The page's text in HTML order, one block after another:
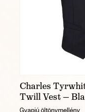
Charles
Twill Vest —
Gyapjú öltönymellény